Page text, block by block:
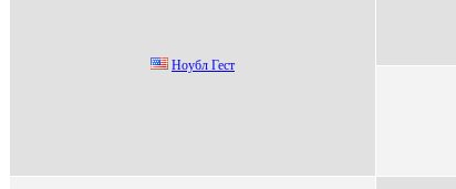
Hoубл Геcт